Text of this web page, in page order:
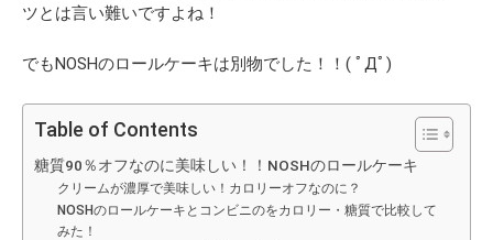
ツとは言い難いですよね！
でもNOSHのロールケーキは別物でした！！( ﾟДﾟ)
Table of Contents
糖質90％オフなのに美味しい！！NOSHのロールケーキ
クリームが濃厚で美味しい！カロリーオフなのに？
NOSHのロールケーキとコンビニのをカロリー・糖質で比較して
みた！